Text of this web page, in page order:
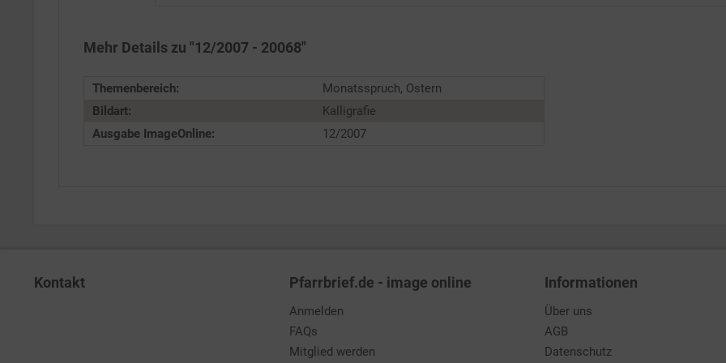
Mehr Details zu "12/2007 - 20068"
Themenbereich:
Monatsspruch, Ostern
Bildart:
Kalligrafie
Ausgabe ImageOnline:
12/2007
Kontakt Pfarrbrief.de - image online
Anmelden
FAQs
Mitglied werden
Informationen
Über uns
AGB
Datenschutz
Service